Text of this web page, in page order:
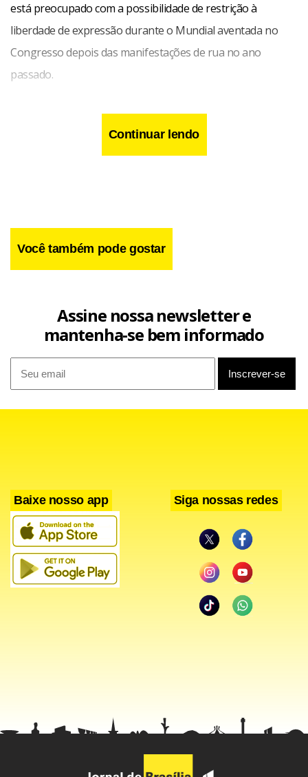
está preocupado com a possibilidade de restrição à
liberdade de expressão durante o Mundial aventada no
Congresso depois das manifestações de rua no ano
passado.
“Diante deste contexto, estamos convocando a sociedade
mundial a dar um cartão amarelo de advertência para o
“É urgente regulamentar o uso das chamadas armas
`menos letais’, que têm sido usadas amplamente, e garantir
treinamento adequado das forças de segurança para o
policiamento dessas manifestações, além de assegurar
mecanismos eficazes de responsabilização nos casos de
Continuar lendo
Você também pode gostar
Assine nossa newsletter e
mantenha-se bem informado
Baixe nosso app Siga nossas redes